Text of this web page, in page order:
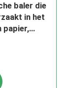
baler die
in het
papier,